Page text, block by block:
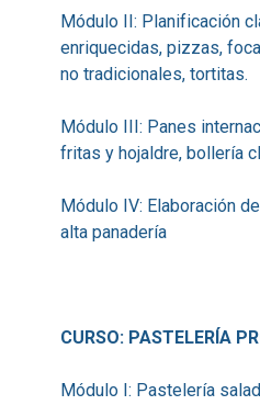
Módulo II: Planificación
enriquecidas, pizzas,
no tradicionales, tortitas.
Módulo III: Panes
fritas y hojaldre, bollería
Módulo IV: Elaboración
alta panadería
CURSO: PASTELERÍA
Módulo I: Pastelería